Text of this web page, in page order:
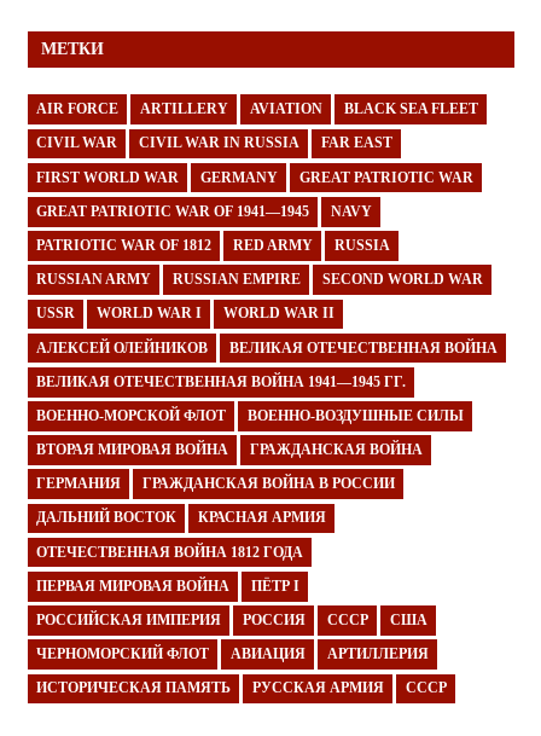
МЕТКИ
AIR FORCE ARTILLERY AVIATION BLACK SEA FLEET
CIVIL WAR CIVIL WAR IN RUSSIA FAR EAST
FIRST WORLD WAR GERMANY GREAT PATRIOTIC WAR
GREAT PATRIOTIC WAR OF 1941—1945 NAVY
PATRIOTIC WAR OF 1812 RED ARMY RUSSIA
RUSSIAN ARMY RUSSIAN EMPIRE SECOND WORLD WAR
USSR WORLD WAR I WORLD WAR II
АЛЕКСЕЙ ОЛЕЙНИКОВ ВЕЛИКАЯ ОТЕЧЕСТВЕННАЯ ВОЙНА
ВЕЛИКАЯ ОТЕЧЕСТВЕННАЯ ВОЙНА 1941—1945 ГГ.
ВОЕННО-МОРСКОЙ ФЛОТ ВОЕННО-ВОЗДУШНЫЕ СИЛЫ
ВТОРАЯ МИРОВАЯ ВОЙНА ГРАЖДАНСКАЯ ВОЙНА
ГЕРМАНИЯ ГРАЖДАНСКАЯ ВОЙНА В РОССИИ
ДАЛЬНИЙ ВОСТОК КРАСНАЯ АРМИЯ
ОТЕЧЕСТВЕННАЯ ВОЙНА 1812 ГОДА
ПЕРВАЯ МИРОВАЯ ВОЙНА ПЁТР I
РОССИЙСКАЯ ИМПЕРИЯ РОССИЯ СССР США
ЧЕРНОМОРСКИЙ ФЛОТ АВИАЦИЯ АРТИЛЛЕРИЯ
ИСТОРИЧЕСКАЯ ПАМЯТЬ РУССКАЯ АРМИЯ СССР